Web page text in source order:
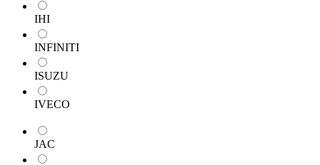
IHI
INFINITI
ISUZU
IVECO
JAC